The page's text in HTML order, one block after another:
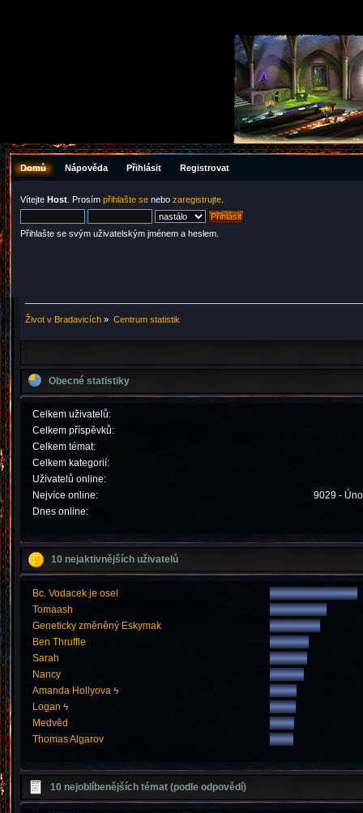
Domů Nápověda Přihlásit Registrovat
Vítejte Host . Prosím přihlašte se nebo zaregistrujte
Přihlašte se svým uživatelským jménem a heslem.
Život v Bradavicích » Centrum statistik
Obecné statistiky
Celkem uživatelů:
Celkem příspěvků:
Celkem témat:
Celkem kategorií:
Uživatelů online:
Nejvíce online:
9029 -
Dnes online:
10 nejaktivnějších uživatelů
Bc. Vodacek je osel
Tomaash
Geneticky změněný Eskymak
Ben Thruffle
Sarah
Nancy
Amanda Hollyova ϟ
Logan ϟ
Medvěd
Thomas Algarov
10 nejoblíbenějších témat (podle odpovědí)